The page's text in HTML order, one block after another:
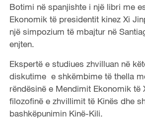
Botimi në spanjishte i një libri me
Ekonomik të presidentit kinez Xi
një simpozium të mbajtur në
enjten.
Ekspertë e studiues zhvilluan në
diskutime e shkëmbime të thella
rëndësinë e Mendimit Ekonomik të
filozofinë e zhvillimit të Kinës dhe
bashkëpunimin Kinë-Kili.